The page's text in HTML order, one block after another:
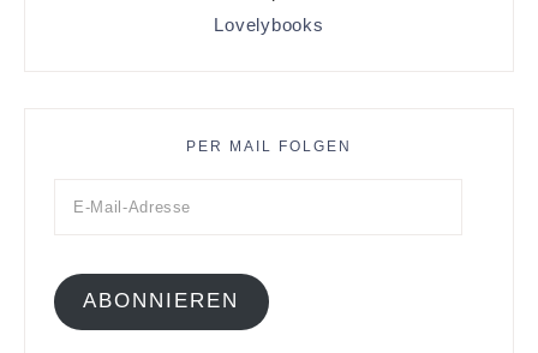
Lovelybooks
PER MAIL FOLGEN
ABONNIEREN